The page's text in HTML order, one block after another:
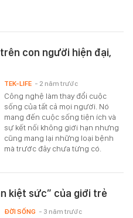
con người hiện đại,
Công nghệ làm thay đổi cuộc
sống của tất cả mọi người. Nó
mang đến cuộc sống tiện ích và
sự kết nối không giới hạn nhưng
cũng mang lại những loại bệnh
mà trước đây chưa từng có.
TEK-LIFE - 2 năm trước
kiệt sức” của giới trẻ
ĐỜI SỐNG - 3 năm trước